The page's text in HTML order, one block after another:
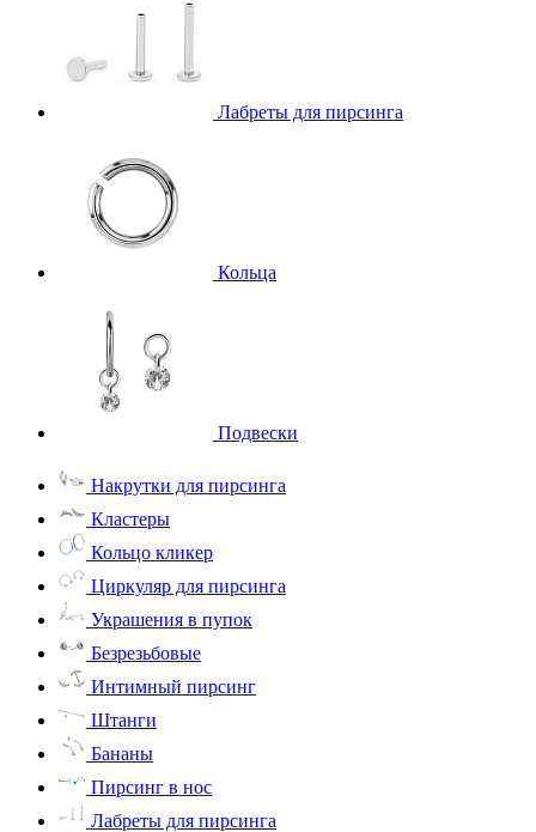
Лабреты для пирсинга
Кольца
Подвески
Накрутки для пирсинга
Кластеры
Кольцо кликер
Циркуляр для пирсинга
Украшения в пупок
Безрезьбовые
Интимный пирсинг
Штанги
Бананы
Пирсинг в нос
Лабреты для пирсинга